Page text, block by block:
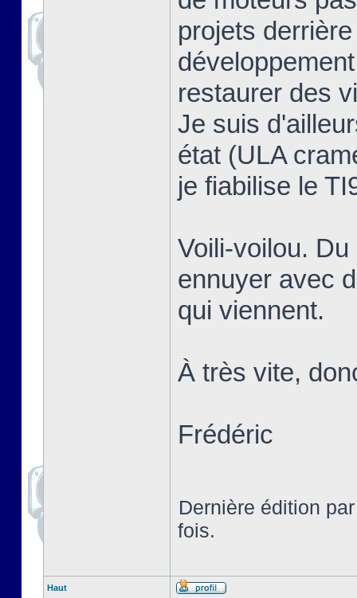
projets
restaurer des
Je suis
état (ULA
je fiabilise le
Voili-voilou.
ennuyer avec
qui viennent.
À très vite,
Frédéric
Dernière édition
fois.
Haut